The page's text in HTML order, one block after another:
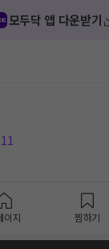
모두닥 앱 다운받기
11
이지 찜하기